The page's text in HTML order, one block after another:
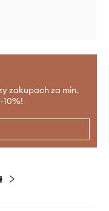
zakupach za min.
10%!